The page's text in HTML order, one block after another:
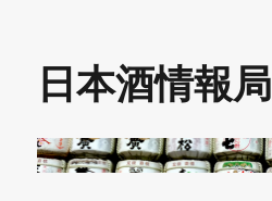
日本酒情報局